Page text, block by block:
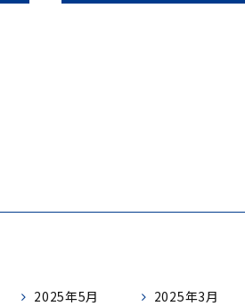
2025年5月 2025年3月